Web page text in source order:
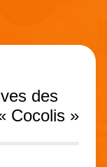
des
Cocolis »